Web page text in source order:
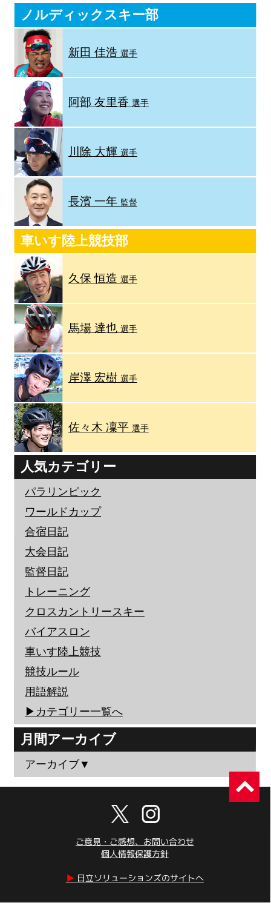
ノルディックスキー部
新田 佳浩 選手
阿部 友里香 選手
川除 大輝 選手
長濱 一年 監督
車いす陸上競技部
久保 恒造 選手
馬場 達也 選手
岸澤 宏樹 選手
佐々木 凜平 選手
人気カテゴリー
パラリンピック
ワールドカップ
合宿日記
大会日記
監督日記
トレーニング
クロスカントリースキー
バイアスロン
車いす陸上競技
競技ルール
用語解説
▶︎カテゴリー一覧へ
月間アーカイブ
アーカイブ▼
ご意見・ご感想、お問い合わせ
個人情報保護方針
▶︎ 日立ソリューションズのサイトへ